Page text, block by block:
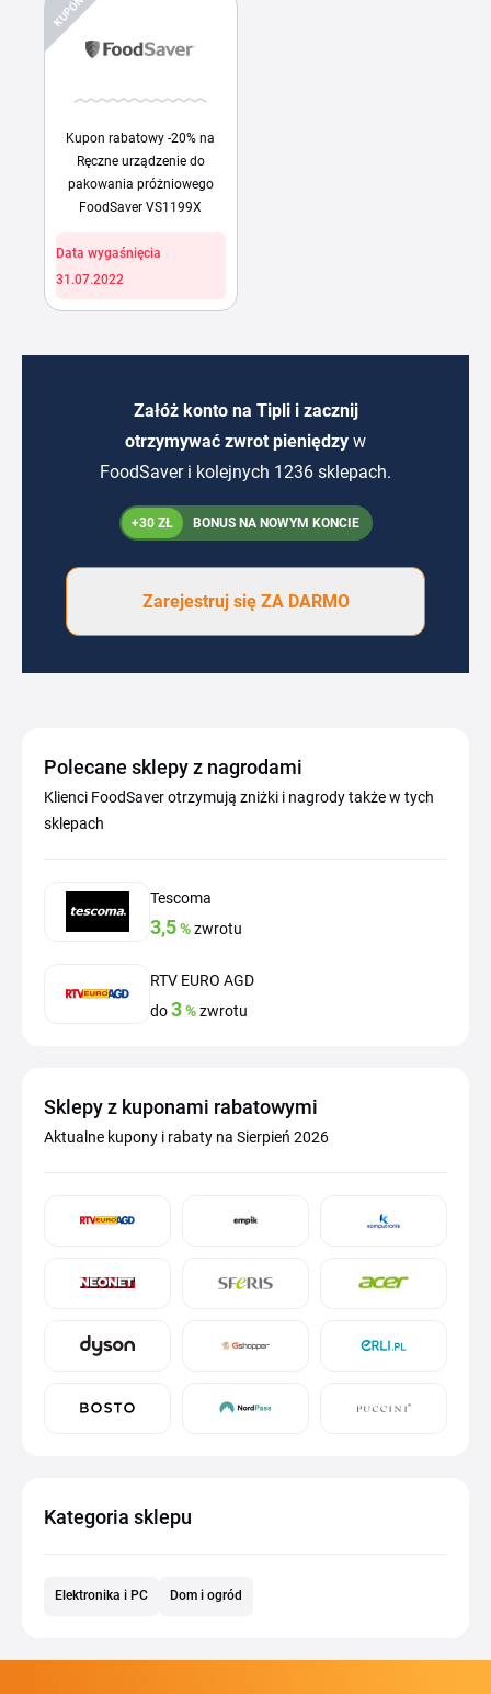
KUPÓN
Kupon rabatowy -20% na
Ręczne urządzenie do
pakowania próżniowego
FoodSaver VS1199X
Data wygaśnięcia
31.07.2022
Załóż konto na Tipli i zacznij
otrzymywać zwrot pieniędzy w
FoodSaver i kolejnych 1236 sklepach.
+30 ZŁ BONUS NA NOWYM KONCIE
Zarejestruj się ZA DARMO
Polecane sklepy z nagrodami
Klienci FoodSaver otrzymują zniżki i nagrody także w tych
sklepach
Tescoma
3,5%zwrotu
RTV EURO AGD
do3%zwrotu
Sklepy z kuponami rabatowymi
Aktualne kupony i rabaty na Sierpień 2026
Kategoria sklepu
Elektronika i PC Dom i ogród